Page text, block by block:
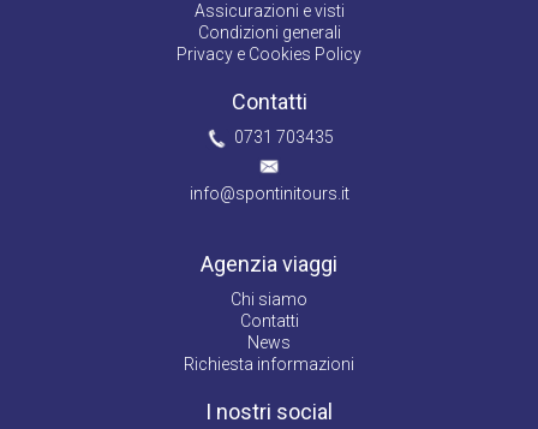
Assicurazioni e visti
Condizioni generali
Privacy e Cookies Policy
Contatti
0731 703435
info@spontinitours.it
Agenzia viaggi
Chi siamo
Contatti
News
Richiesta informazioni
I nostri social